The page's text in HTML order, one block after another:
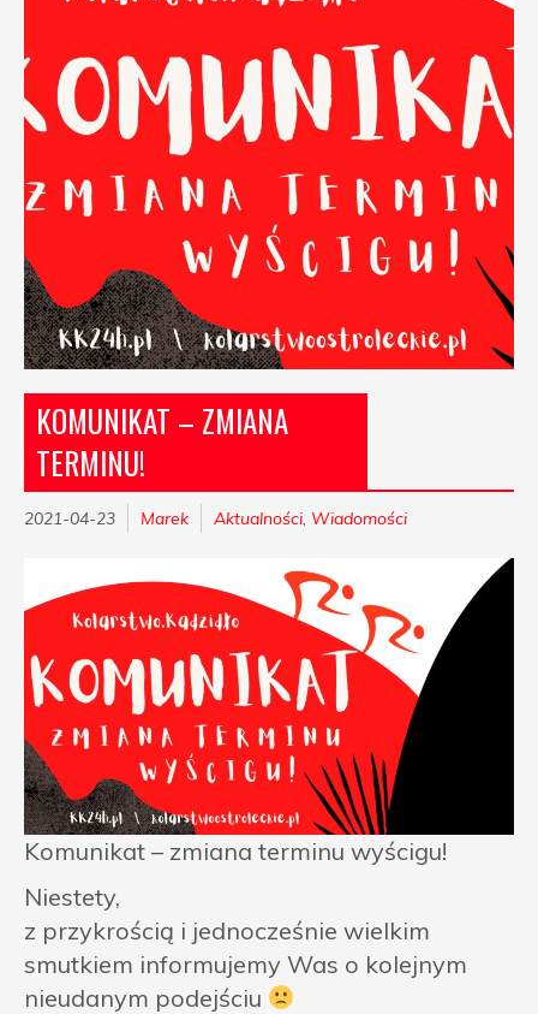
KOMUNIKAT – ZMIANA
TERMINU!
2021-04-23 Marek Aktualności, Wiadomości
Komunikat – zmiana terminu wyścigu!
Niestety,
z przykrością i jednocześnie wielkim
smutkiem informujemy Was o kolejnym
nieudanym podejściu